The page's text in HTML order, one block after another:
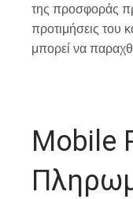
της προσφοράς
προτιμήσεις του
μπορεί να
Mobile